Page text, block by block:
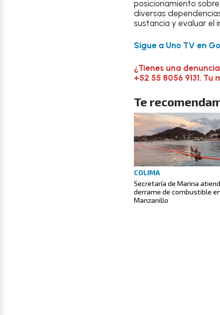
posicionamiento
diversas
sustancia y evaluar el
Sigue a Uno TV en
¿Tienes una
+52 55 8056 9131.
Te
COLIMA
Secretaría de Marina
derrame de combustible en
Manzanillo